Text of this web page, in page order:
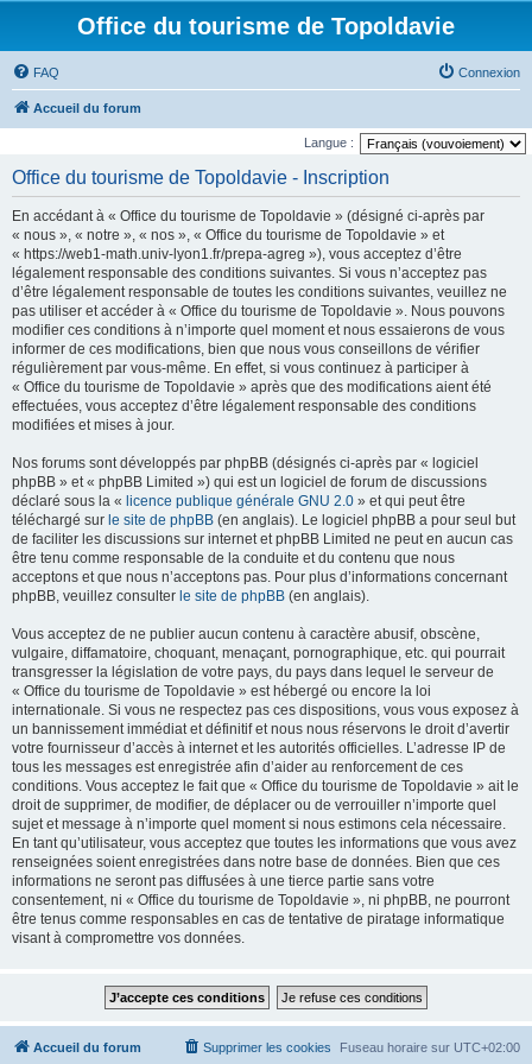
Office du tourisme de Topoldavie
FAQ Connexion
Accueil du forum
Langue :
Office du tourisme de Topoldavie - Inscription
En accédant à « Office du tourisme de Topoldavie » (désigné ci-après par
« nous », « notre », « nos », « Office du tourisme de Topoldavie » et
« https://web1-math.univ-lyon1.fr/prepa-agreg »), vous acceptez d’être
légalement responsable des conditions suivantes. Si vous n’acceptez pas
d’être légalement responsable de toutes les conditions suivantes, veuillez ne
pas utiliser et accéder à « Office du tourisme de Topoldavie ». Nous pouvons
modifier ces conditions à n’importe quel moment et nous essaierons de vous
informer de ces modifications, bien que nous vous conseillons de vérifier
régulièrement par vous-même. En effet, si vous continuez à participer à
« Office du tourisme de Topoldavie » après que des modifications aient été
effectuées, vous acceptez d’être légalement responsable des conditions
modifiées et mises à jour.
Nos forums sont développés par phpBB (désignés ci-après par « logiciel
phpBB » et « phpBB Limited ») qui est un logiciel de forum de discussions
déclaré sous la « licence publique générale GNU 2.0 » et qui peut être
téléchargé sur le site de phpBB (en anglais). Le logiciel phpBB a pour seul but
de faciliter les discussions sur internet et phpBB Limited ne peut en aucun cas
être tenu comme responsable de la conduite et du contenu que nous
acceptons et que nous n’acceptons pas. Pour plus d’informations concernant
phpBB, veuillez consulter le site de phpBB (en anglais).
Vous acceptez de ne publier aucun contenu à caractère abusif, obscène,
vulgaire, diffamatoire, choquant, menaçant, pornographique, etc. qui pourrait
transgresser la législation de votre pays, du pays dans lequel le serveur de
« Office du tourisme de Topoldavie » est hébergé ou encore la loi
internationale. Si vous ne respectez pas ces dispositions, vous vous exposez à
un bannissement immédiat et définitif et nous nous réservons le droit d’avertir
votre fournisseur d’accès à internet et les autorités officielles. L’adresse IP de
tous les messages est enregistrée afin d’aider au renforcement de ces
conditions. Vous acceptez le fait que « Office du tourisme de Topoldavie » ait le
droit de supprimer, de modifier, de déplacer ou de verrouiller n’importe quel
sujet et message à n’importe quel moment si nous estimons cela nécessaire.
En tant qu’utilisateur, vous acceptez que toutes les informations que vous avez
renseignées soient enregistrées dans notre base de données. Bien que ces
informations ne seront pas diffusées à une tierce partie sans votre
consentement, ni « Office du tourisme de Topoldavie », ni phpBB, ne pourront
être tenus comme responsables en cas de tentative de piratage informatique
visant à compromettre vos données.
Accueil du forum Fuseau horaire sur UTC+02:00
Supprimer les cookies